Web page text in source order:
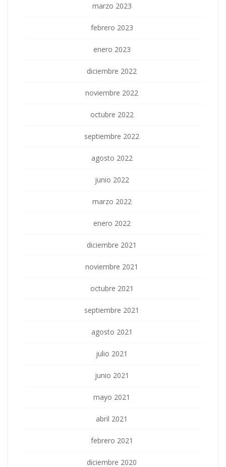
marzo 2023
febrero 2023
enero 2023
diciembre 2022
noviembre 2022
octubre 2022
septiembre 2022
agosto 2022
junio 2022
marzo 2022
enero 2022
diciembre 2021
noviembre 2021
octubre 2021
septiembre 2021
agosto 2021
julio 2021
junio 2021
mayo 2021
abril 2021
febrero 2021
diciembre 2020